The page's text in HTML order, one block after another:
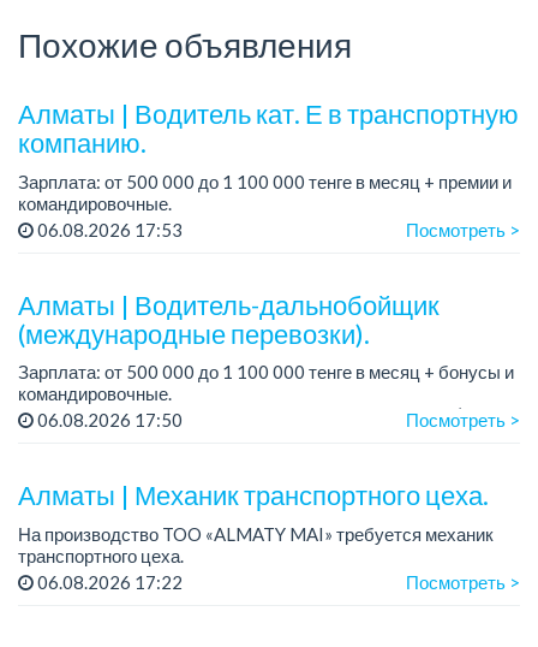
Похожие объявления
Алматы | Водитель кат. Е в транспортную
компанию.
Зарплата: от 500 000 до 1 100 000 тенге в месяц + премии и
командировочные.
Условия: постоянная занятость, бонусы и премии за
качественную работу, комфортные условия, современный
06.08.2026 17:53 Посмотреть >
Алматы | Водитель-дальнобойщик
(международные перевозки).
Зарплата: от 500 000 до 1 100 000 тенге в месяц + бонусы и
командировочные.
Требования: права категории Е, опыт работы от 3 лет (опыт
06.08.2026 17:50 Посмотреть >
Алматы | Механик транспортного цеха.
На производство TOO «ALMATY MAI» требуется механик
транспортного цеха.
Зарплата: до 380 000 тенге на руки.
06.08.2026 17:22 Посмотреть >